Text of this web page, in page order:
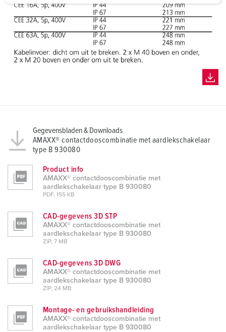
a
h
l
Gegevensbladen & Downloads
AMAXX® contactdooscombinatie met aardlekschakelaar
type B 930080
Product info
AMAXX® contactdooscombinatie met
aardlekschakelaar type B 930080
PDF, 155 KB
CAD-gegevens 3D STP
AMAXX® contactdooscombinatie met
aardlekschakelaar type B 930080
ZIP, 7 MB
CAD-gegevens 3D DWG
AMAXX® contactdooscombinatie met
aardlekschakelaar type B 930080
ZIP, 24 MB
Montage- en gebruikshandleiding
AMAXX® contactdooscombinatie met
aardlekschakelaar type B 930080